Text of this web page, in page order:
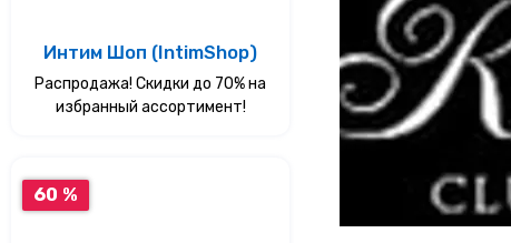
Интим Шоп (IntimShop)
Распродажа! Скидки до 70% на
избранный ассортимент!
60 %